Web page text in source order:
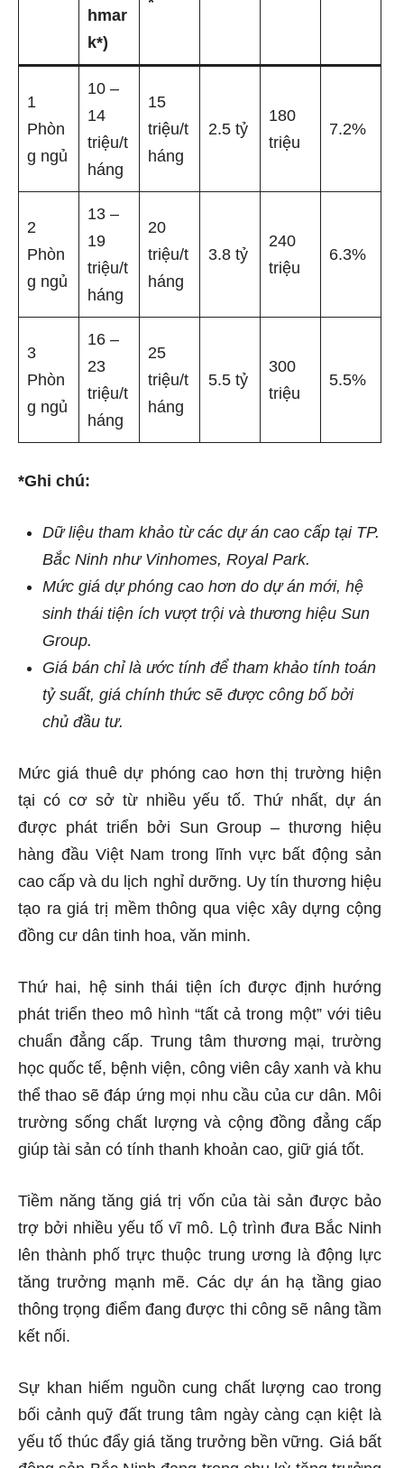
hmar
k*)
1
Phòn
g ngủ
10 –
14
triệu/t
háng
15
triệu/t
háng
2.5 tỷ
180
triệu
7.2%
2
Phòn
g ngủ
13 –
19
triệu/t
háng
20
triệu/t
háng
3.8 tỷ
240
triệu
6.3%
3
Phòn
g ngủ
16 –
23
triệu/t
háng
25
triệu/t
háng
5.5 tỷ
300
triệu
5.5%
*Ghi chú:
Dữ liệu tham khảo từ các dự án cao cấp tại TP.
Bắc Ninh như Vinhomes, Royal Park.
Mức giá dự phóng cao hơn do dự án mới, hệ
sinh thái tiện ích vượt trội và thương hiệu Sun
Group.
Giá bán chỉ là ước tính để tham khảo tính toán
tỷ suất, giá chính thức sẽ được công bố bởi
chủ đầu tư.
Mức giá thuê dự phóng cao hơn thị trường hiện
tại có cơ sở từ nhiều yếu tố. Thứ nhất, dự án
được phát triển bởi Sun Group – thương hiệu
hàng đầu Việt Nam trong lĩnh vực bất động sản
cao cấp và du lịch nghỉ dưỡng. Uy tín thương hiệu
tạo ra giá trị mềm thông qua việc xây dựng cộng
đồng cư dân tinh hoa, văn minh.
Thứ hai, hệ sinh thái tiện ích được định hướng
phát triển theo mô hình “tất cả trong một” với tiêu
chuẩn đẳng cấp. Trung tâm thương mại, trường
học quốc tế, bệnh viện, công viên cây xanh và khu
thể thao sẽ đáp ứng mọi nhu cầu của cư dân. Môi
trường sống chất lượng và cộng đồng đẳng cấp
giúp tài sản có tính thanh khoản cao, giữ giá tốt.
Tiềm năng tăng giá trị vốn của tài sản được bảo
trợ bởi nhiều yếu tố vĩ mô. Lộ trình đưa Bắc Ninh
lên thành phố trực thuộc trung ương là động lực
tăng trưởng mạnh mẽ. Các dự án hạ tầng giao
thông trọng điểm đang được thi công sẽ nâng tầm
kết nối.
Sự khan hiếm nguồn cung chất lượng cao trong
bối cảnh quỹ đất trung tâm ngày càng cạn kiệt là
yếu tố thúc đẩy giá tăng trưởng bền vững. Giá bất